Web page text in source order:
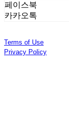
페이스북
카카오톡
Terms of Use
Privacy Policy